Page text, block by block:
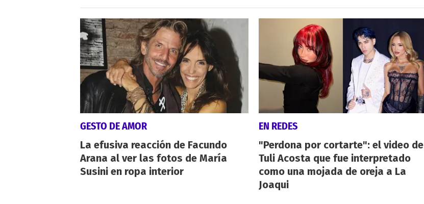
GESTO DE AMOR
La efusiva reacción de Facundo
Arana al ver las fotos de María
Susini en ropa interior
EN REDES
"Perdona por cortarte": el video de
Tuli Acosta que fue interpretado
como una mojada de oreja a La
Joaqui